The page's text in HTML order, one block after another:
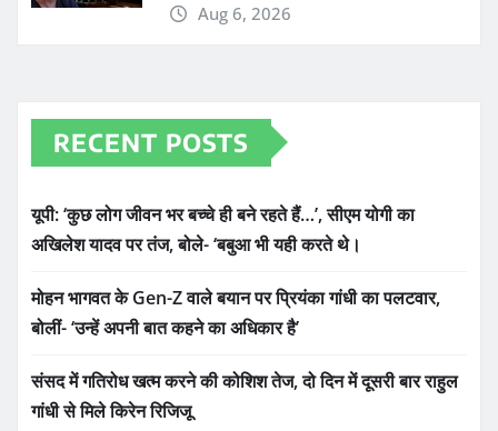
Aug 6, 2026
RECENT POSTS
यूपी: ‘कुछ लोग जीवन भर बच्चे ही बने रहते हैं…’, सीएम योगी का
अखिलेश यादव पर तंज, बोले- ‘बबुआ भी यही करते थे।
मोहन भागवत के Gen-Z वाले बयान पर प्रियंका गांधी का पलटवार,
बोलीं- ‘उन्हें अपनी बात कहने का अधिकार है’
संसद में गतिरोध खत्म करने की कोशिश तेज, दो दिन में दूसरी बार राहुल
गांधी से मिले किरेन रिजिजू